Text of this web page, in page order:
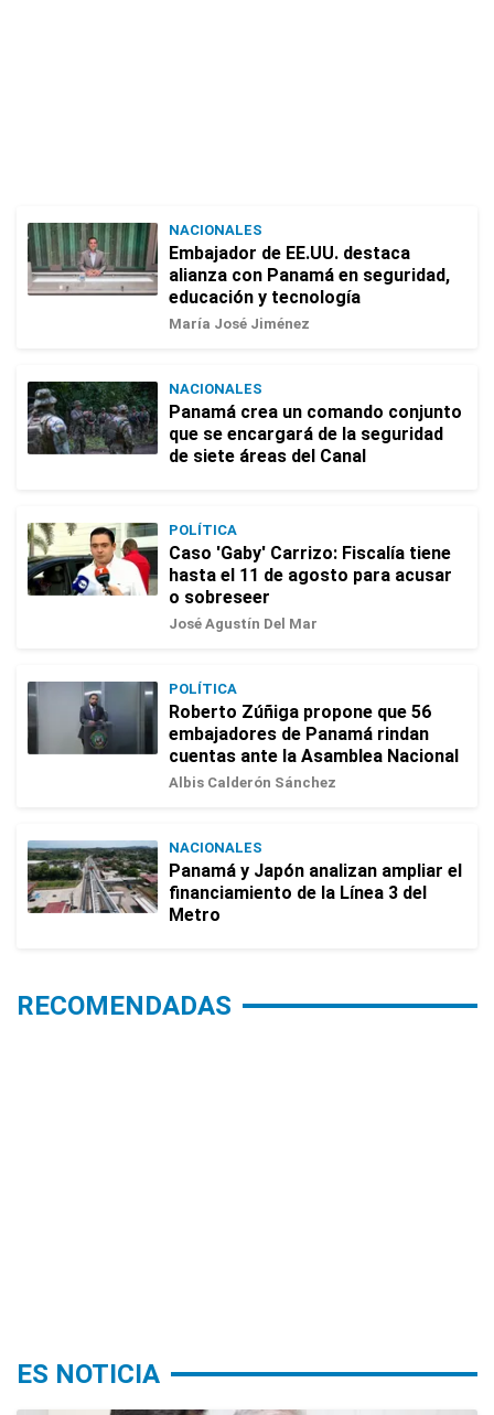
NACIONALES
Embajador de EE.UU. destaca
alianza con Panamá en seguridad,
educación y tecnología
María José Jiménez
NACIONALES
Panamá crea un comando conjunto
que se encargará de la seguridad
de siete áreas del Canal
POLÍTICA
Caso 'Gaby' Carrizo: Fiscalía tiene
hasta el 11 de agosto para acusar
o sobreseer
José Agustín Del Mar
POLÍTICA
Roberto Zúñiga propone que 56
embajadores de Panamá rindan
cuentas ante la Asamblea Nacional
Albis Calderón Sánchez
NACIONALES
Panamá y Japón analizan ampliar el
financiamiento de la Línea 3 del
Metro
RECOMENDADAS
ES NOTICIA